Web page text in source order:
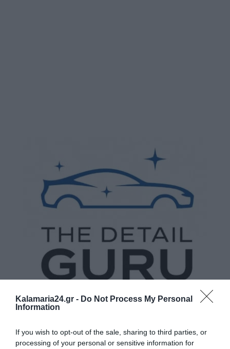
Kalamaria24.gr - Do Not Process My Personal
Information
If you wish to opt-out of the sale, sharing to third parties, or
processing of your personal or sensitive information for